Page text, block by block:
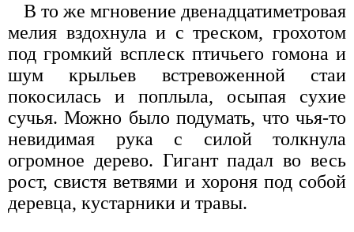
В то же мгновение двенадцатиметровая
мелия вздохнула и с треском, грохотом
под громкий всплеск птичьего гомона и
шум крыльев встревоженной стаи
покосилась и поплыла, осыпая сухие
сучья. Можно было подумать, что чья-то
невидимая рука с силой толкнула
огромное дерево. Гигант падал во весь
рост, свистя ветвями и хороня под собой
деревца, кустарники и травы.